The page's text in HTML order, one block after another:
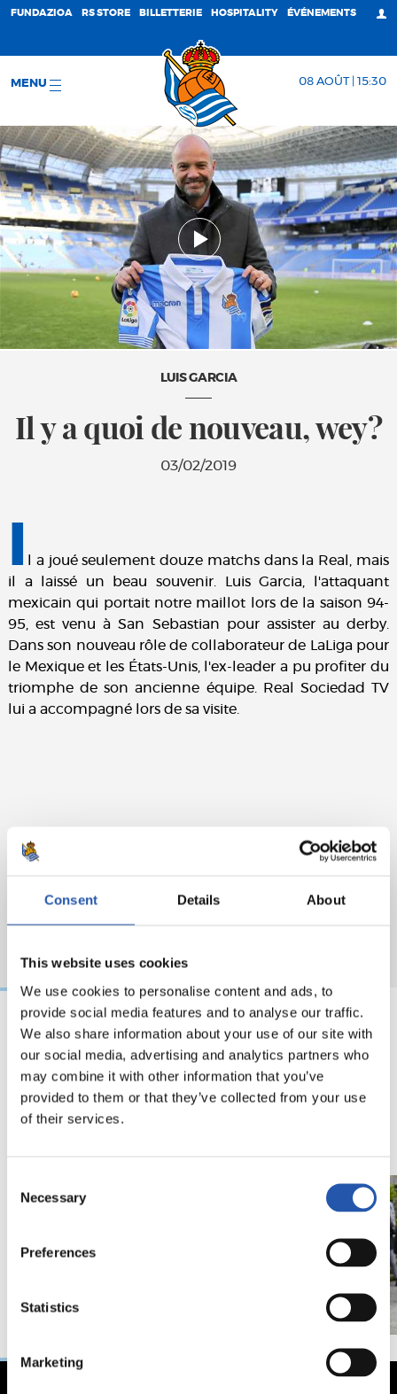
Consent Details About
This website uses cookies
We use cookies to personalise content and ads, to
provide social media features and to analyse our traffic.
We also share information about your use of our site with
our social media, advertising and analytics partners who
may combine it with other information that you’ve
provided to them or that they’ve collected from your use
of their services.
Selection
Necessary
Preferences
Statistics
Marketing
FUNDAZIOA RS STORE BILLETTERIE HOSPITALITY ÉVÉNEMENTS
MENU 08 AOÛT | 15:30
LUIS GARCIA
Il y a quoi de nouveau, wey?
03/02/2019
l a joué seulement douze matchs dans la Real, mais
il a laissé un beau souvenir. Luis Garcia, l'attaquant
mexicain qui portait notre maillot lors de la saison 94-
95, est venu à San Sebastian pour assister au derby.
Dans son nouveau rôle de collaborateur de LaLiga pour
le Mexique et les États-Unis, l'ex-leader a pu profiter du
triomphe de son ancienne équipe. Real Sociedad TV
lui a accompagné lors de sa visite.
09/09/2025
VIDÉOS
« La Real a compté
énormément pour
18/05/2023
VÉTÉRANS